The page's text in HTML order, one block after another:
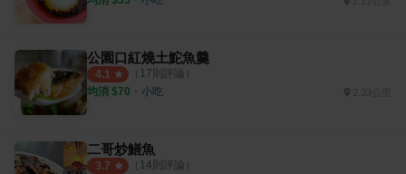
公園口紅燒土鮀魚羹
4.1 （ 17則評論）
均消 $70 ・ 小吃
二哥炒鱔魚
3.7 （ 14則評論）